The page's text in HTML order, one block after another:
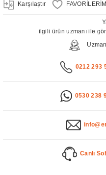
Karşılaştır
ilgili ürün uzmanı ile
0212 293
0530 238
Canlı